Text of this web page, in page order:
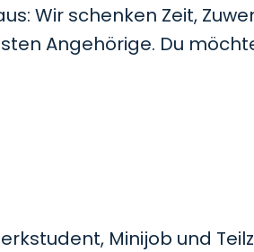
Wir schenken Zeit,
Angehörige. Du
Minijob und